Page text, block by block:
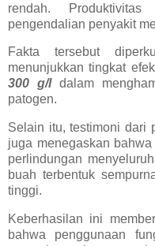
rendah.
pengendalian penyakit
Fakta tersebut
menunjukkan tingkat
300 g/ldalam
patogen.
Selain itu, testimoni dari
juga menegaskan bahwa
perlindungan
buah terbentuk
tinggi.
Keberhasilan ini
bahwa penggunaan